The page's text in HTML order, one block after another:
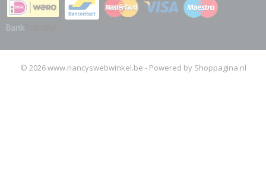
© 2026 www.nancyswebwinkel.be - Powered by Shoppagina.nl